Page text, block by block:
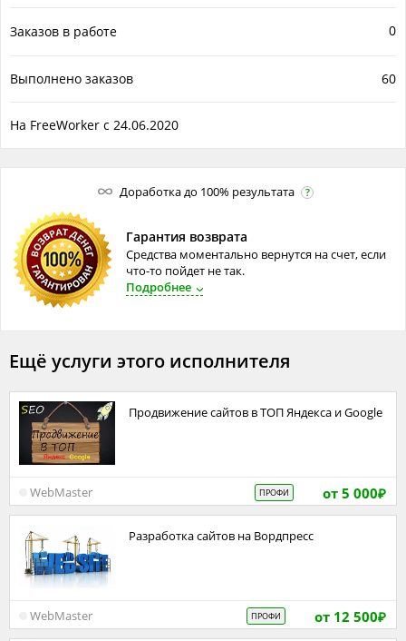
Доработка до 100% результата ?
Гарантия возврата
Средства моментально вернутся на счет, если
что-то пойдет не так.
Подробнее
0
Заказов в работе
60
Выполнено заказов
На FreeWorker с 24.06.2020
Ещё услуги этого исполнителя
Продвижение сайтов в ТОП Яндекса и Google
от 5 000₽
ПРОФИ
WebMaster
Разработка сайтов на Вордпресс
от 12 500₽
ПРОФИ
WebMaster